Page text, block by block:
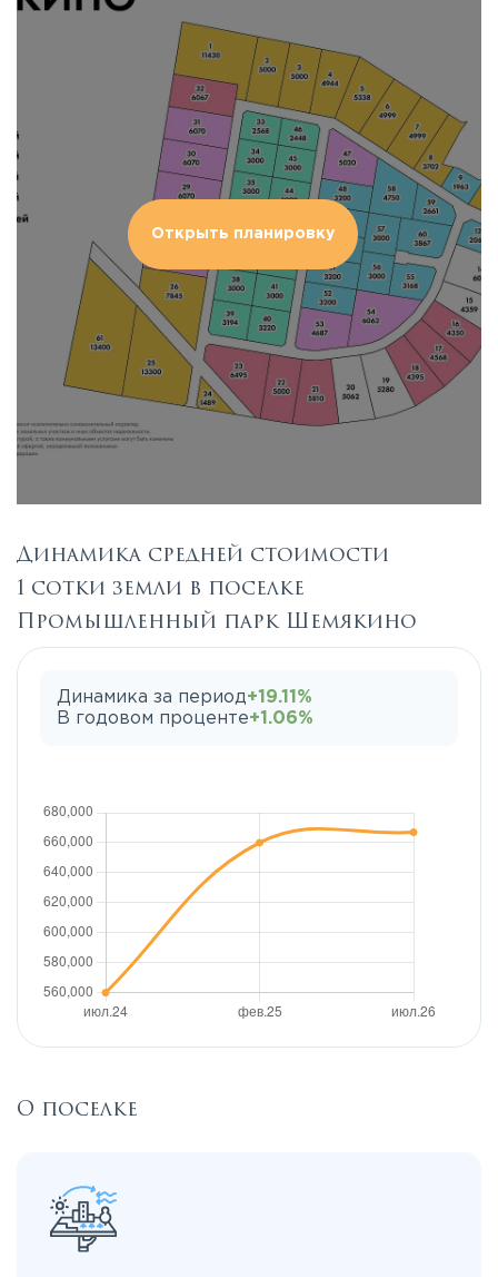
Открыть планировку
Динамика средней стоимости
1 сотки земли в поселке
Промышленный парк Шемякино
Динамика за период+19.11%
В годовом проценте+1.06%
О поселке